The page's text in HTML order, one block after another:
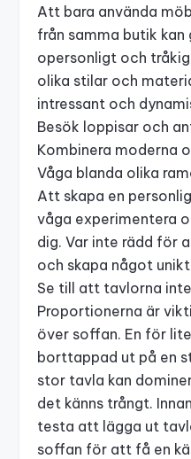
Att bara använda
från samma butik
opersonligt och
olika stilar och
intressant och
Besök loppisar och
Kombinera moderna
Våga blanda olika
Att skapa en
våga experimentera
dig. Var inte rädd för
och skapa något
Se till att tavlorna
Proportionerna är
över soffan. En för
borttappad ut på en
stor tavla kan
det känns trångt.
testa att lägga ut
soffan för att få en